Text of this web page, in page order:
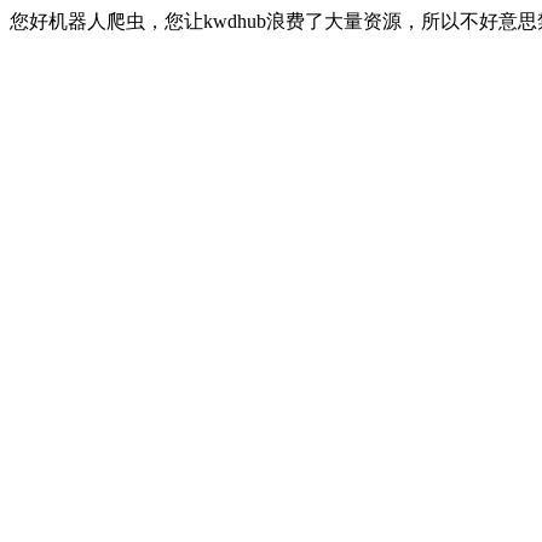
您好机器人爬虫，您让kwdhub浪费了大量资源，所以不好意思